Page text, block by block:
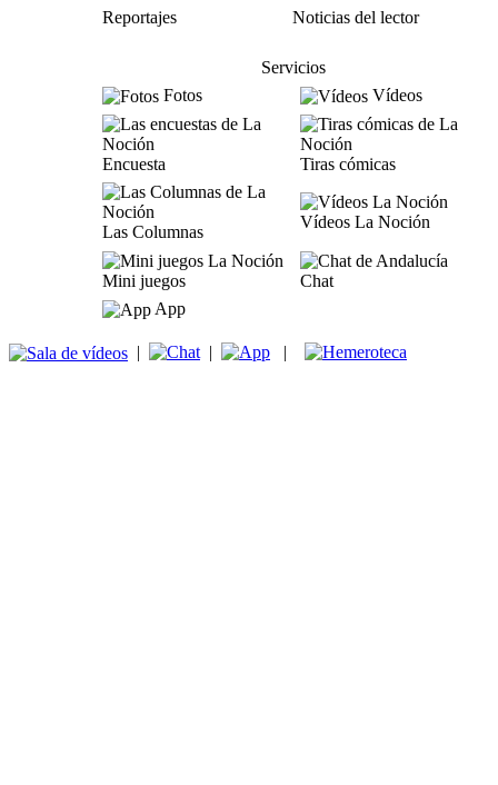
Reportajes
Noticias del lector
Servicios
Fotos
Vídeos
Encuesta Tiras cómicas
Las Columnas
Vídeos La Noción
Mini juegos
Chat
App
| | |